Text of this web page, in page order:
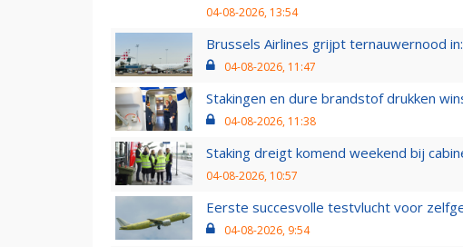
04-08-2026, 13:54
Brussels Airlines grijpt ternauwernood
04-08-2026, 11:47
Stakingen en dure brandstof drukken
04-08-2026, 11:38
Staking dreigt komend weekend bij
04-08-2026, 10:57
Eerste succesvolle testvlucht voor
04-08-2026, 9:54